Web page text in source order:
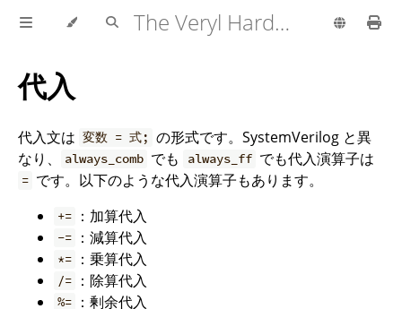
The Veryl Hardware Description Language
代入
代入文は 変数 = 式; の形式です。SystemVerilog と異
なり、
always_comb でも always_ff でも代入演算子は
= です。以下のような代入演算子もあります。
+= ：加算代入
-= ：減算代入
*= ：乗算代入
/= ：除算代入
%= ：剰余代入